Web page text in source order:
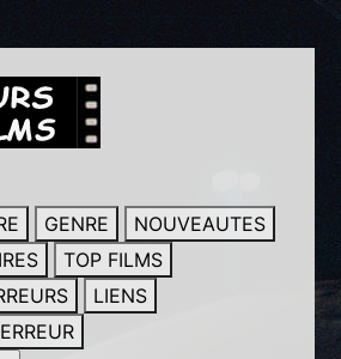
GENRE
NOUVEAUTES
TOP FILMS
LIENS